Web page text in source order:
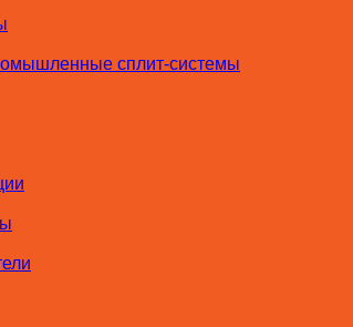
сплит-системы